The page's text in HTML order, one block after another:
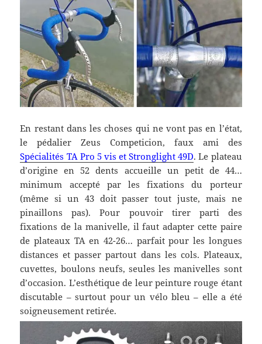
En restant dans les choses qui ne vont pas en l’état,
le pédalier Zeus Competicion, faux ami des
Spécialités TA Pro 5 vis et Stronglight 49D. Le plateau
d’origine en 52 dents accueille un petit de 44…
minimum accepté par les fixations du porteur
(même si un 43 doit passer tout juste, mais ne
pinaillons pas). Pour pouvoir tirer parti des
fixations de la manivelle, il faut adapter cette paire
de plateaux TA en 42-26… parfait pour les longues
distances et passer partout dans les cols. Plateaux,
cuvettes, boulons neufs, seules les manivelles sont
d’occasion. L’esthétique de leur peinture rouge étant
discutable – surtout pour un vélo bleu – elle a été
soigneusement retirée.